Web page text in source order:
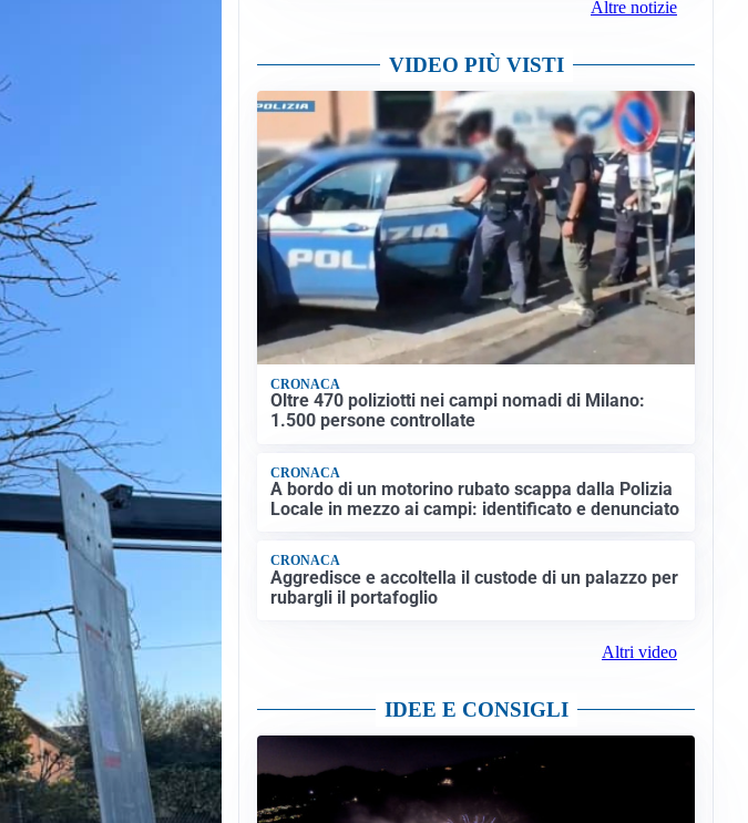
Altre notizie
VIDEO PIÙ VISTI
CRONACA
Oltre 470 poliziotti nei campi nomadi di Milano:
1.500 persone controllate
CRONACA
A bordo di un motorino rubato scappa dalla Polizia
Locale in mezzo ai campi: identificato e denunciato
CRONACA
Aggredisce e accoltella il custode di un palazzo per
rubargli il portafoglio
Altri video
IDEE E CONSIGLI